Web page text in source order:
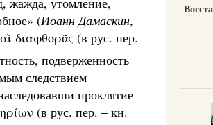
(Иоанн Дамаскин,
διαφθορᾶς (в рус. пер.
подверженность
следствием
проклятие
(в рус. пер. – кн.